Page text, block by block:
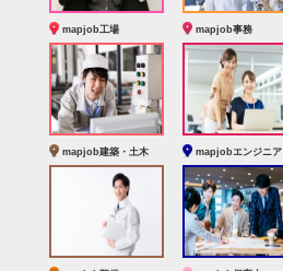
mapjob工場 mapjob事務
mapjob建築・土木 mapjobエンジニア